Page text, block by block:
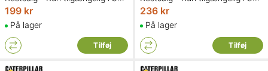
199 kr
På lager
Tilføj
236 kr
På lager
Tilføj